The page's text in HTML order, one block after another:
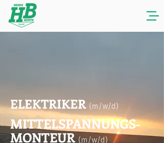
ELEKTRIKER(m/w/d)
MITTELSPANNUNGS-
MONTEUR (m/w/d)